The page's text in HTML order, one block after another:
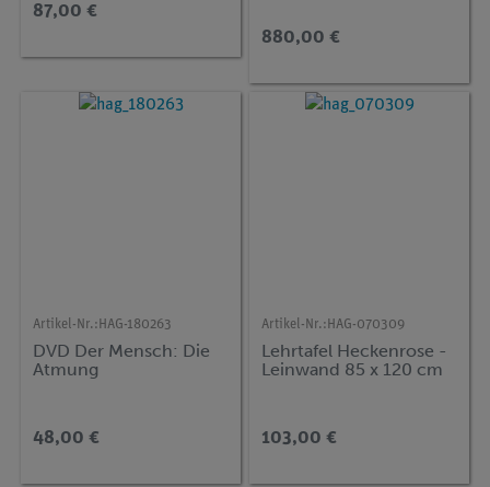
87,00 €
880,00 €
Artikel-Nr.: HAG-180263
DVD Der Mensch: Die
Atmung
48,00 €
Artikel-Nr.: HAG-070309
Lehrtafel Heckenrose -
Leinwand 85 x 120 cm
103,00 €